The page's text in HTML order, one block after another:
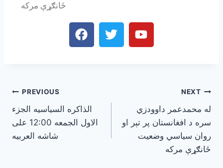
ځانګړې مرکه
PREVIOUS
الذاكره السياسيه الجزء
الاول الجمعه 12:00 على
شاشه العربيه
NEXT
له محمدعمر داوودزي
سره د افغانستان پر تېر او
روان سیاسي وضعیت
ځانګړې مرکه